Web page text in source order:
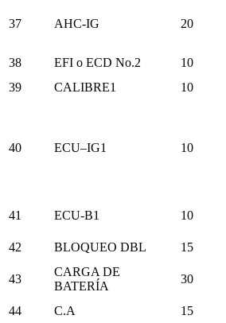
37 AHC-IG 20
38
EFI o ECD No.2 10
39
CALIBRE1 10
40 ECU–IG1 10
41
ECU-B1 10
42
BLOQUEO DBL 15
43
CARGA DE
BATERÍA
30
44 C.A 15